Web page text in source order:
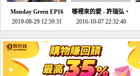
Monday Green EP16
超意外~環保原來可以
邊玩邊做！
2019-08-29 12:59:31
哪裡來的愛 - 許瑞弘、
李其芬
2016-10-07 22:32:40